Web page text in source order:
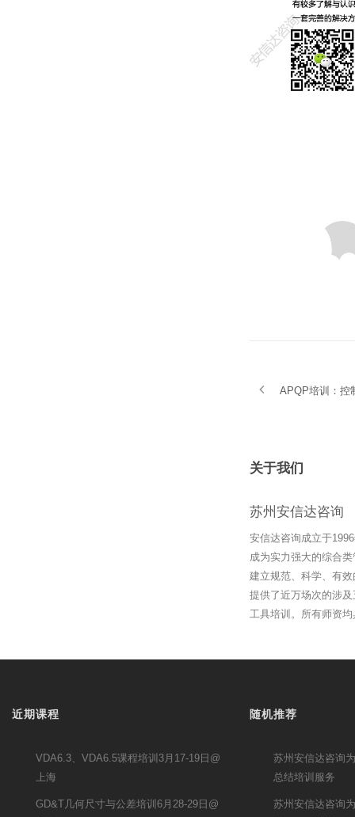
APQP培训：控
关于我们
苏州安信达咨询
安信达咨询成立于
成为实力强大的综合
建立规范、科学、有
提供了近万场次的涉
工具培训。所有师资
近期课程
VDA6.3、VDA6.5课程培训3月17-19日@
上海
GD&T几何尺寸与公差培训6月28-29日@
随机推荐
苏州安信达咨询
总结培训服务
苏州安信达咨询